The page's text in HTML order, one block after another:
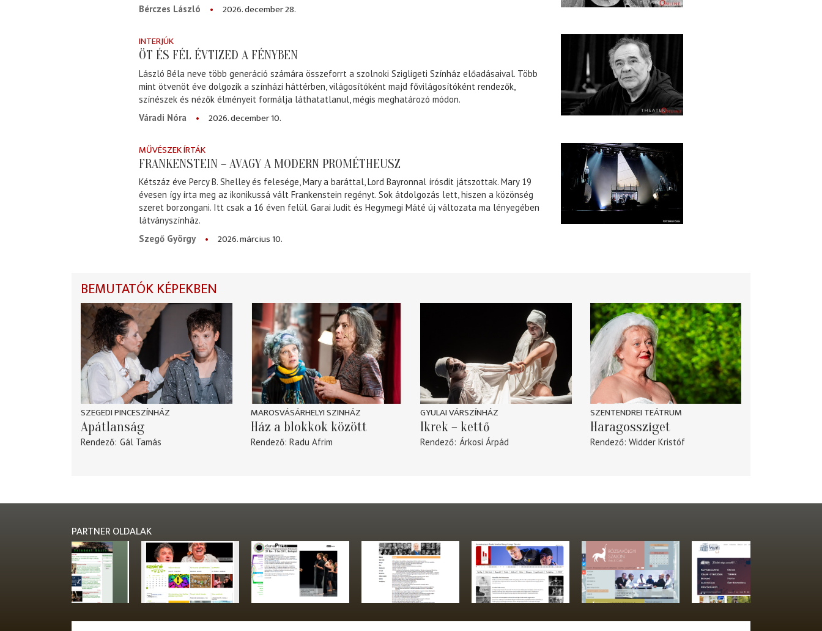
Bérczes László
2026. december 28.
INTERJÚK
ÖT ÉS FÉL ÉVTIZED A FÉNYBEN
László Béla neve több generáció számára összeforrt a szolnoki Szigligeti Színház előadásaival. Több
mint ötvenöt éve dolgozik a színházi háttérben, világosítóként majd fővilágosítóként rendezők,
színészek és nézők élményeit formálja láthatatlanul, mégis meghatározó módon.
Váradi Nóra
2026. december 10.
MŰVÉSZEK ÍRTÁK
FRANKENSTEIN – AVAGY A MODERN PROMÉTHEUSZ
Kétszáz éve Percy B. Shelley és felesége, Mary a baráttal, Lord Bayronnal írósdit játszottak. Mary 19
évesen így írta meg az ikonikussá vált Frankenstein regényt. Sok átdolgozás lett, hiszen a közönség
szeret borzongani. Itt csak a 16 éven felül. Garai Judit és Hegymegi Máté új változata ma lényegében
látványszínház.
Szegő György
2026. március 10.
BEMUTATÓK KÉPEKBEN
SZEGEDI PINCESZÍNHÁZ
Apátlanság
Rendező Gál Tamás
MAROSVÁSÁRHELYI SZINHÁZ
Ház a blokkok között
Rendező Radu Afrim
GYULAI VÁRSZÍNHÁZ
Ikrek – kettő
Rendező Árkosi Árpád
SZENTENDREI TEÁTRUM
Haragossziget
Rendező Widder Kristóf
PARTNER OLDALAK